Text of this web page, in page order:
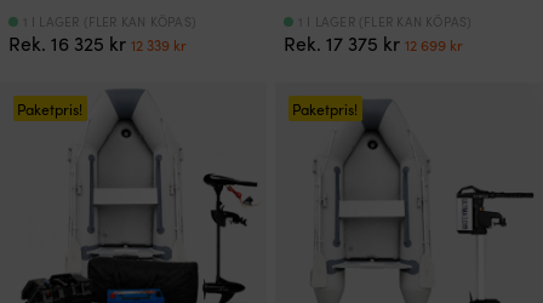
Rek. 16 325 krDet
priset
var:
16
325 kr.
12 339 krDet
1 I LAGER (FLER KAN KÖPAS)
Rek.17 375 krDet
375 kr.
12 699 krDet
1 I LAGER (FLER KAN KÖPAS)
Paketpris! Paketpris!